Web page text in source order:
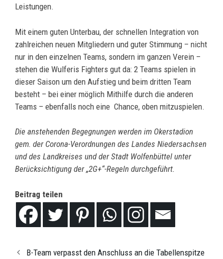
Leistungen.
Mit einem guten Unterbau, der schnellen Integration von
zahlreichen neuen Mitgliedern und guter Stimmung – nicht
nur in den einzelnen Teams, sondern im ganzen Verein –
stehen die Wulferis Fighters gut da: 2 Teams spielen in
dieser Saison um den Aufstieg und beim dritten Team
besteht – bei einer möglich Mithilfe durch die anderen
Teams – ebenfalls noch eine Chance, oben mitzuspielen.
Die anstehenden Begegnungen werden im Okerstadion
gem. der Corona-Verordnungen des Landes Niedersachsen
und des Landkreises und der Stadt Wolfenbüttel unter
Berücksichtigung der „2G+“-Regeln durchgeführt.
Beitrag teilen
B-Team verpasst den Anschluss an die Tabellenspitze